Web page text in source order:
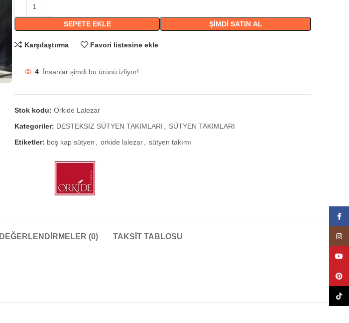
SEPETE EKLE ŞIMDI SATIN AL
Karşılaştırma Favori listesine ekle
4 İnsanlar şimdi bu ürünü izliyor!
Stok kodu: Orkide Lalezar
Kategoriler: DESTEKSİZ SÜTYEN TAKIMLARI
SÜTYEN TAKIMLARI
Etiketler: boş kap sütyen orkide lalezar sütyen takımı
DEĞERLENDIRMELER (0) TAKSIT TABLOSU